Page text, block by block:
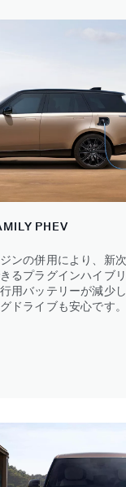
PHEV
ンの併用により、新
るプラグインハイブ
用バッテリーが減少
ドライブも安心です。